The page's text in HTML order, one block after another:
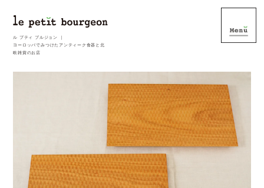
ル プティ ブルジョン ｜
ヨーロッパでみつけたアンティーク食器と北
欧雑貨のお店